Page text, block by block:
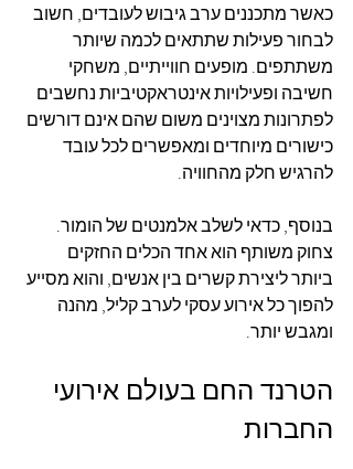
כאשר מתכננים ערב גיבוש לעובדים, חשוב
לבחור פעילות שתתאים לכמה שיותר
משתתפים. מופעים חווייתיים, משחקי
חשיבה ופעילויות אינטראקטיביות נחשבים
לפתרונות מצוינים משום שהם אינם דורשים
כישורים מיוחדים ומאפשרים לכל עובד
להרגיש חלק מהחוויה.
בנוסף, כדאי לשלב אלמנטים של הומור.
צחוק משותף הוא אחד הכלים החזקים
ביותר ליצירת קשרים בין אנשים, והוא מסייע
להפוך כל אירוע עסקי לערב קליל, מהנה
ומגבש יותר.
הטרנד החם בעולם אירועי
החברות